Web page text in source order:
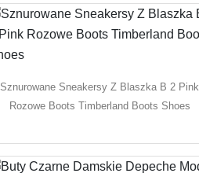
Sznurowane Sneakersy Z Blaszka B 2 Pink
Rozowe Boots Timberland Boots Shoes